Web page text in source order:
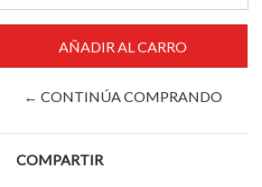
← CONTINÚA COMPRANDO
COMPARTIR